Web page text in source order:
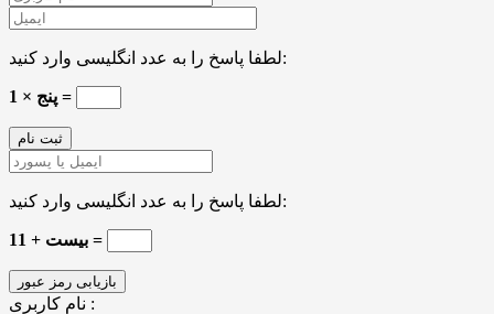
لطفا پاسخ را به عدد انگلیسی وارد کنید:
1 × پنج =
لطفا پاسخ را به عدد انگلیسی وارد کنید:
11 + بیست =
نام کاربری :